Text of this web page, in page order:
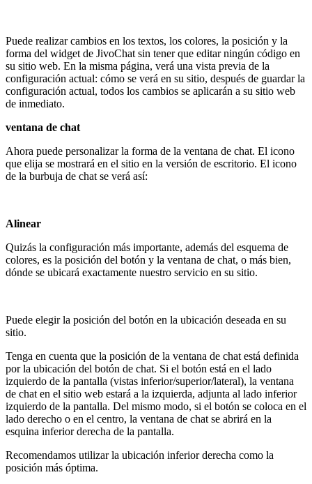
Puede realizar cambios en los textos, los colores, la posición y la
forma del widget de JivoChat sin tener que editar ningún código en
su sitio web. En la misma página, verá una vista previa de la
configuración actual: cómo se verá en su sitio, después de guardar la
configuración actual, todos los cambios se aplicarán a su sitio web
de inmediato.
ventana de chat
Ahora puede personalizar la forma de la ventana de chat. El icono
que elija se mostrará en el sitio en la versión de escritorio. El icono
de la burbuja de chat se verá así:
Alinear
Quizás la configuración más importante, además del esquema de
colores, es la posición del botón y la ventana de chat, o más bien,
dónde se ubicará exactamente nuestro servicio en su sitio.
Puede elegir la posición del botón en la ubicación deseada en su
sitio.
Tenga en cuenta que la posición de la ventana de chat está definida
por la ubicación del botón de chat. Si el botón está en el lado
izquierdo de la pantalla (vistas inferior/superior/lateral), la ventana
de chat en el sitio web estará a la izquierda, adjunta al lado inferior
izquierdo de la pantalla. Del mismo modo, si el botón se coloca en el
lado derecho o en el centro, la ventana de chat se abrirá en la
esquina inferior derecha de la pantalla.
Recomendamos utilizar la ubicación inferior derecha como la
posición más óptima.